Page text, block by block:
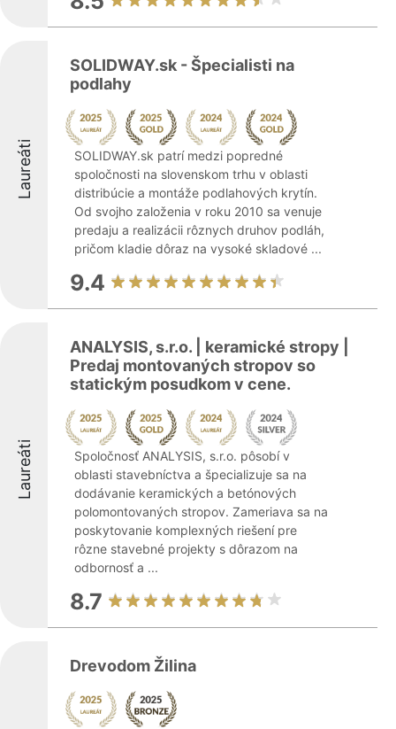
Laureáti
SOLIDWAY.sk - Špecialisti na
podlahy
SOLIDWAY.sk patrí medzi popredné
spoločnosti na slovenskom trhu v oblasti
distribúcie a montáže podlahových krytín.
Od svojho založenia v roku 2010 sa venuje
predaju a realizácii rôznych druhov podláh,
pričom kladie dôraz na vysoké skladové ...
9.4
Laureáti
ANALYSIS, s.r.o. | keramické stropy |
Predaj montovaných stropov so
statickým posudkom v cene.
Spoločnosť ANALYSIS, s.r.o. pôsobí v
oblasti stavebníctva a špecializuje sa na
dodávanie keramických a betónových
polomontovaných stropov. Zameriava sa na
poskytovanie komplexných riešení pre
rôzne stavebné projekty s dôrazom na
odbornosť a ...
8.7
Drevodom Žilina